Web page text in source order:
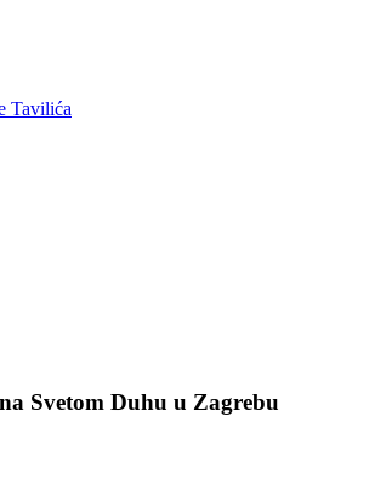
Svetom Duhu u Zagrebu